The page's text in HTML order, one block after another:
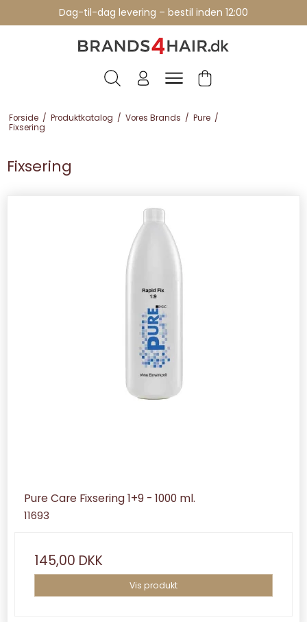
Dag-til-dag levering – bestil inden 12:00
Forside / Produktkatalog / Vores Brands / Pure /
Fixsering
Fixsering
Pure Care Fixsering 1+9 - 1000 ml.
11693
145,00 DKK
Vis produkt